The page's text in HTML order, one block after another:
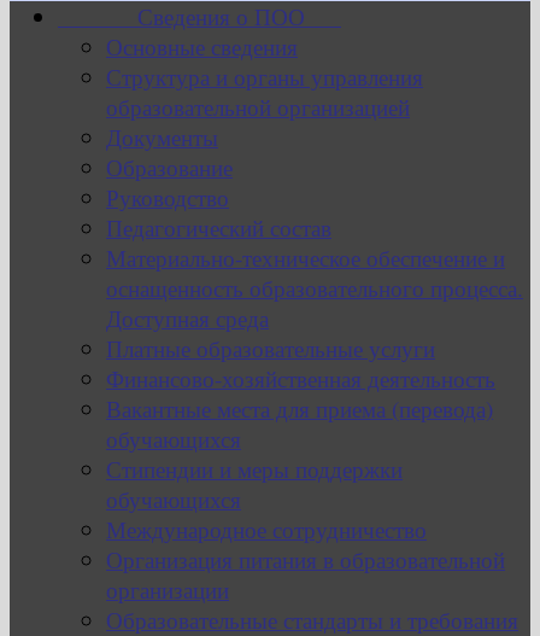
Сведения о ПОО
Основные сведения
Структура и органы управления
образовательной организацией
Документы
Образование
Руководство
Педагогический состав
Материально-техническое обеспечение и
оснащенность образовательного процесса.
Доступная среда
Платные образовательные услуги
Финансово-хозяйственная деятельность
Вакантные места для приема (перевода)
обучающихся
Стипендии и меры поддержки
обучающихся
Международное сотрудничество
Организация питания в образовательной
организации
Образовательные стандарты и требования